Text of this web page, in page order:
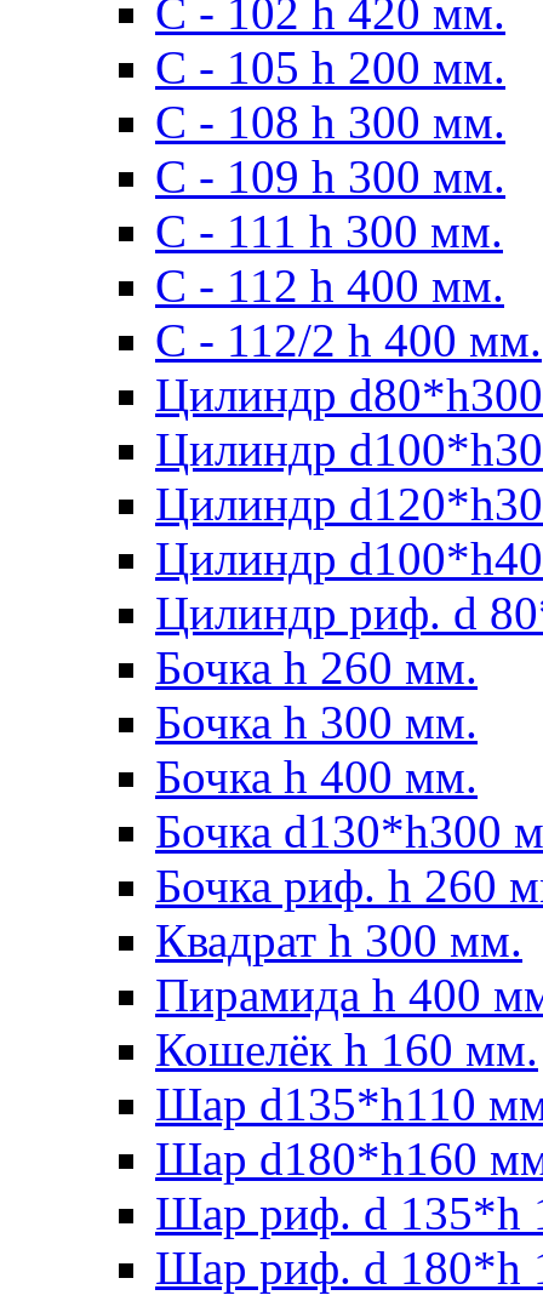
C - 102 h 420 мм.
С - 105 h 200 мм.
С - 108 h 300 мм.
С - 109 h 300 мм.
С - 111 h 300 мм.
C - 112 h 400 мм.
С - 112/2 h 400 мм.
Цилиндр
Цилиндр
Цилиндр
Цилиндр
Цилиндр риф. d
Бочка h 260 мм.
Бочка h 300 мм.
Бочка h 400 мм.
Бочка d130*h300
Бочка риф. h 260
Квадрат h 300 мм.
Пирамида h 400
Кошелёк h 160 мм.
Шар d135*h110
Шар d180*h160
Шар риф. d 135*h
Шар риф. d 180*h